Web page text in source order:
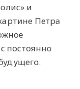
и
Петра
постоянно